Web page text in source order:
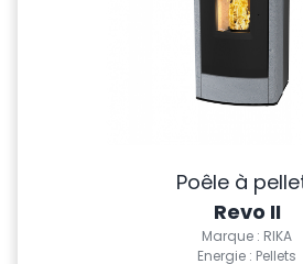
Poêle à
Revo II
Marque : RIKA
Energie : Pellets